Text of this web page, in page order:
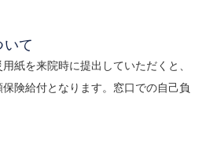
て
紙を来院時に提出していただくと、
険給付となります。窓口での自己負